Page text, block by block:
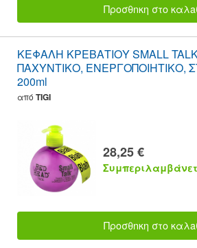
Προσθnκη στο
ΚΕΦΑΛΗ ΚΡΕΒΑΤΙΟΥ SMALL
ΠΑΧΥΝΤΙΚΟ, ΕΝΕΡΓΟΠΟΙΗΤΙΚΟ,
200ml
από TIGI
28,25 €
Προσθnκη στο